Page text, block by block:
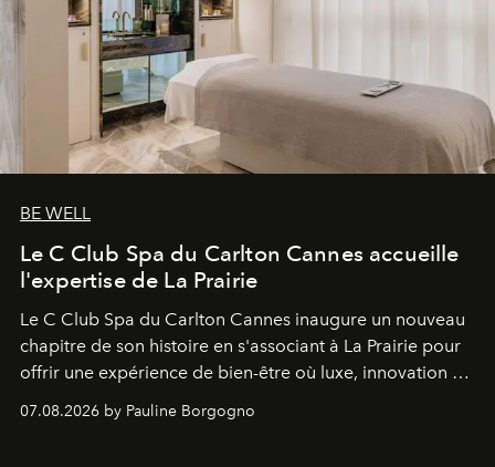
BE WELL
Le C Club Spa du Carlton Cannes accueille
l'expertise de La Prairie
Le C Club Spa du Carlton Cannes inaugure un nouveau
chapitre de son histoire en s'associant à La Prairie pour
offrir une expérience de bien-être où luxe, innovation et
expertise se rencontrent.
07.08.2026 by Pauline Borgogno